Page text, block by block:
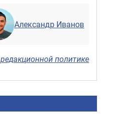
Александр Иванов
редакционной политике